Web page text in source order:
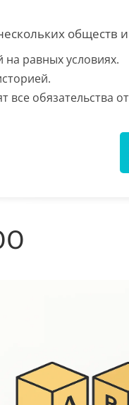
обществ
равных условиях.
обязательства